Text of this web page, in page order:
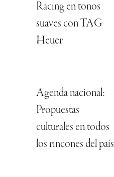
Racing en tonos
suaves con TAG
Heuer
Agenda nacional:
Propuestas
culturales en todos
los rincones del país